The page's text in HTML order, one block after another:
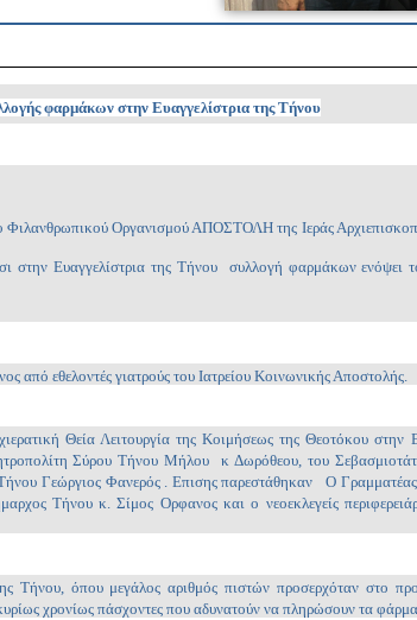
φαρμάκων στην Ευαγγελίστρια της Τήνου
Φιλανθρωπικού Οργανισμού ΑΠΟΣΤΟΛΗ της Ιεράς
Ευαγγελίστρια της Τήνου συλλογή φαρμάκων ενόψει
από εθελοντές γιατρούς του Ιατρείου Κοινωνικής Αποστολής.
Θεία Λειτουργία της Κοιμήσεως της Θεοτόκου στην
Σύρου Τήνου Μήλου κ Δωρόθεου, του
Γεώργιος Φανερός . Επισης παρεστάθηκαν Ο Γραμματέας
Τήνου κ. Σίμος Ορφανος και ο νεοεκλεγείς
όπου μεγάλος αριθμός πιστών προσερχόταν στο
χρονίως πάσχοντες που αδυνατούν να πληρώσουν τα